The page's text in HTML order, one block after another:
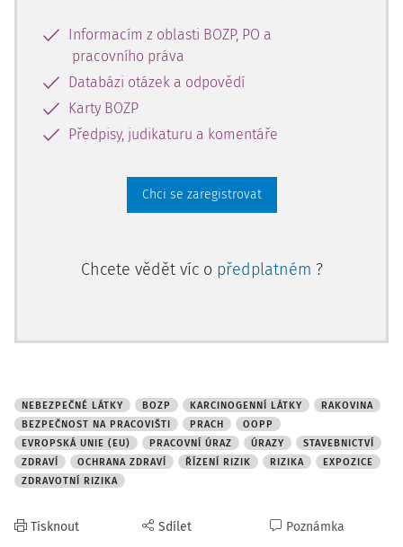
nádorových onemocnění. Tyto důsledky mohou být akutní
nebo dlouhodobé a některé látky mohou mít i kumulativní
Mezi nejčastější nebezpečí patří:
alergie,
potíže s reprodukcí a vrozené vady,
Karcinogeny související s prací
způsobit, zhoršit nebo podporovat nádorové onemocnění.
hladinách a dlouhodobé expozici, zatímco jiné při nižších
hladinách a kratší době expozice. [3]
Mnoho karcinogenů, kterým jsou pracovníci nejčastěji
vystaveni, vzniká během pracovních procesů.
výfukové plyny ze vznětových motorů,
Informacím z oblasti BOZP, PO a
pracovního práva
Databázi otázek a odpovědí
Karty BOZP
Předpisy, judikaturu a komentáře
Chci se zaregistrovat
Chcete vědět víc o předplatném ?
NEBEZPEČNÉ LÁTKY BOZP KARCINOGENNÍ LÁTKY
RAKOVINA
BEZPEČNOST NA PRACOVIŠTI
PRACH
OOPP
EVROPSKÁ UNIE (EU)
PRACOVNÍ ÚRAZ ÚRAZY
STAVEBNICTVÍ
ZDRAVÍ
OCHRANA ZDRAVÍ ŘÍZENÍ RIZIK RIZIKA
EXPOZICE
ZDRAVOTNÍ RIZIKA
Tisknout Sdílet Poznámka